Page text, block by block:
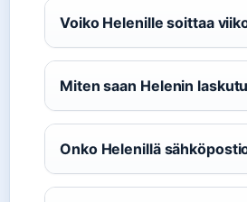
Voiko Helenille soittaa
Miten saan Helenin
Onko Helenillä